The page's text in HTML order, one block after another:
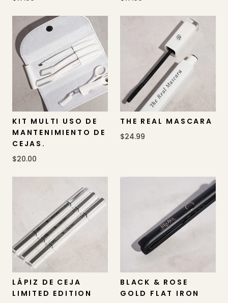
KIT MULTI USO DE
MANTENIMIENTO DE
CEJAS.
$20.00
THE REAL MASCARA
$24.99
LÁPIZ DE CEJA
LIMITED EDITION
BLACK & ROSE
GOLD FLAT IRON